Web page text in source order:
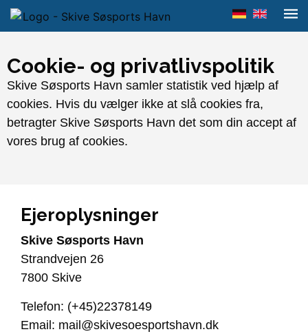
Cookie- og privatlivspolitik
Skive Søsports Havn samler statistik ved hjælp af
cookies. Hvis du vælger ikke at slå cookies fra,
betragter Skive Søsports Havn det som din accept af
vores brug af cookies.
Ejeroplysninger
Skive Søsports Havn
Strandvejen 26
7800 Skive
Telefon: (+45)22378149
Email: mail@skivesoesportshavn.dk